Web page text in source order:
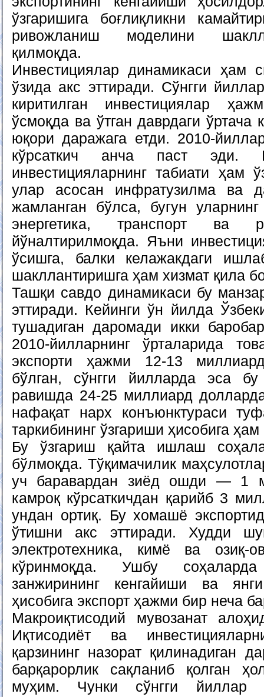
ўзгаришига боғлиқликни
ривожланиш моделини
қилмоқда.
Инвестициялар динамикаси ҳам
ўзида акс эттиради. Сўнгги
киритилган инвестициялар
ўсмоқда ва ўтган даврдаги ўртача
юқори даражага етди. 2010-
кўрсаткич анча паст эди.
инвестицияларнинг табиати ҳам
улар асосан инфратузилма ва
жамланган бўлса, бугун
энергетика, транспорт ва
йўналтирилмоқда. Яъни
ўсишга, балки келажакдаги
шакллантиришга ҳам хизмат қила
Ташқи савдо динамикаси бу
эттиради. Кейинги ўн йилда
тушадиган даромади икки
2010-йилларнинг ўрталарида
экспорти ҳажми 12-13
бўлган, сўнгги йилларда эса бу
равишда 24-25 миллиард
нафақат нарх конъюнктураси
таркибининг ўзгариши ҳисобига
Бу ўзгариш қайта ишлаш
бўлмоқда. Тўқимачилик
уч баравардан зиёд ошди — 1
камроқ кўрсаткичдан қарийб 3
ундан ортиқ. Бу хомашё
ўтишни акс эттиради. Худди
электротехника, кимё ва озиқ-
кўринмоқда. Ушбу
занжирининг кенгайиши ва
ҳисобига экспорт ҳажми бир неча
Макроиқтисодий мувозанат
Иқтисодиёт ва
қарзининг назорат қилинадиган
барқарорлик сақланиб қолган
муҳим. Чунки сўнгги йиллар